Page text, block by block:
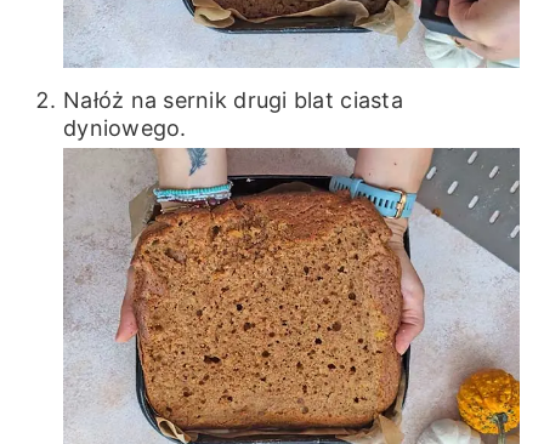
Nałóż na sernik drugi blat ciasta
dyniowego.